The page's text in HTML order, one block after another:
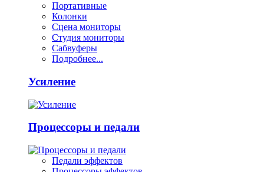
Портативные
Колонки
Сцена мониторы
Студия мониторы
Сабвуферы
Подробнее...
Усиление
Процессоры и педали
Педали эффектов